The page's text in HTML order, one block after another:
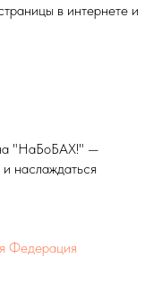
в интернете и
"НаБоБАХ!" —
наслаждаться
Федерация